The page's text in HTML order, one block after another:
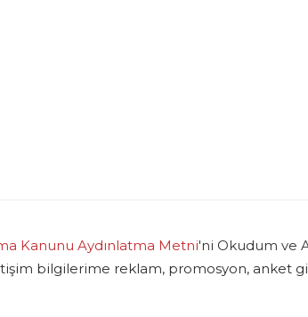
Kanunu Aydınlatma Metni'ni Okudum ve
bilgilerime reklam, promosyon, anket